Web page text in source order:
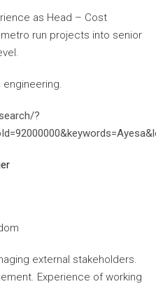
as Head – Cost
run projects into senior
engineering.
?
external stakeholders.
Experience of working